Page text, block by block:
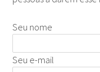
Seu nome
Seu e-mail